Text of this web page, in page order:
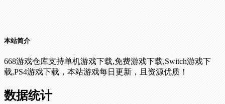
本站简介
668游戏仓库支持单机游戏下载,免费游戏下载,Switch游戏下
载,PS4游戏下载，本站游戏每日更新，且资源优质！
数据统计